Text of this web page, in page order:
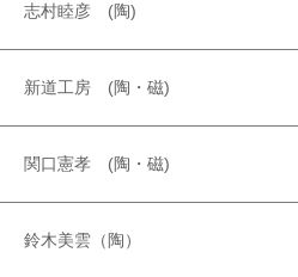
志村睦彦 (陶)
新道工房 (陶・磁)
関口憲孝 (陶・磁)
鈴木美雲（陶）